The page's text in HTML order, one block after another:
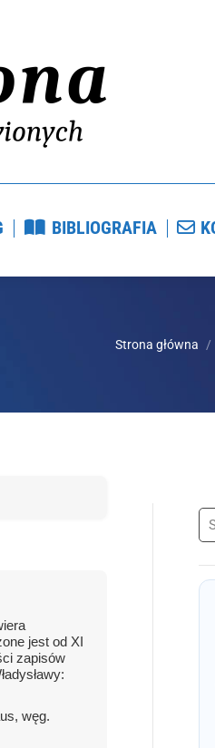
BIBLIOGRAFIA
Strona główna
jest od XI
zapisów
węg.